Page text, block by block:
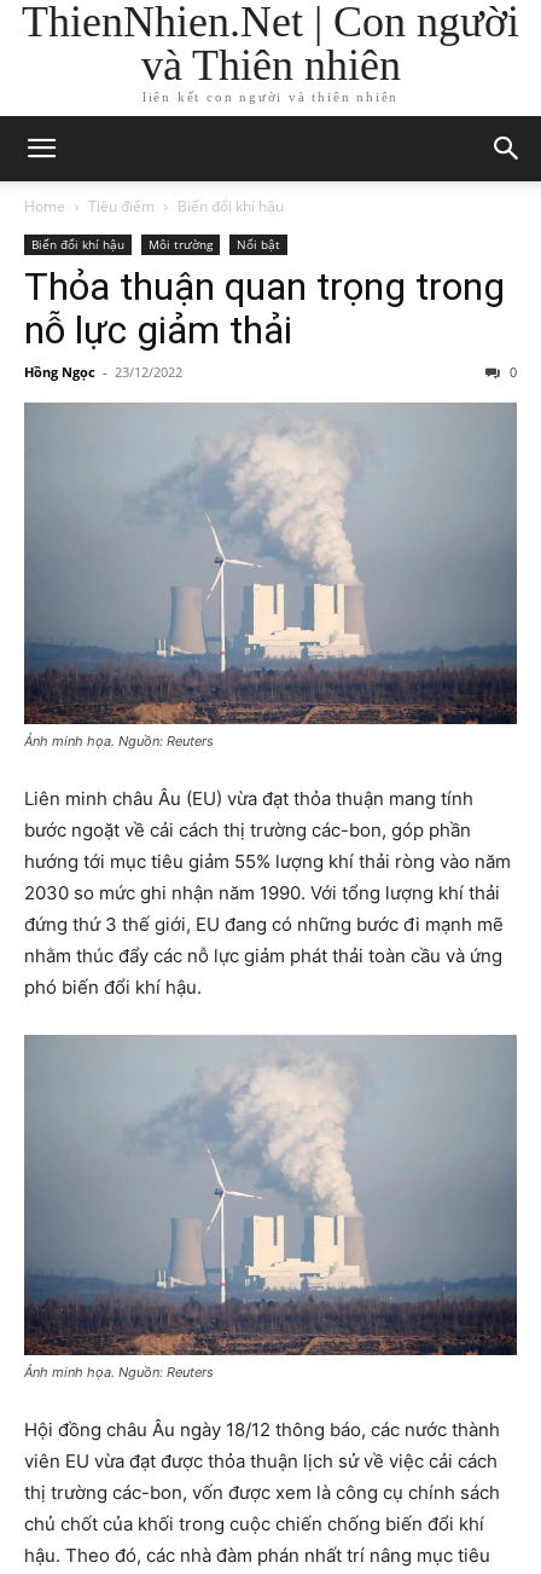
ThienNhien.Net | Con người
và Thiên nhiên
liên kết con người và thiên nhiên
Home Tiêu điểm Biến đổi khí hậu
Biến đổi khí hậu Môi trường Nổi bật
Thỏa thuận quan trọng trong
nỗ lực giảm thải
Hồng Ngọc - 23/12/2022 0
Ảnh minh họa. Nguồn: Reuters
Liên minh châu Âu (EU) vừa đạt thỏa thuận mang tính
bước ngoặt về cải cách thị trường các-bon, góp phần
hướng tới mục tiêu giảm 55% lượng khí thải ròng vào năm
2030 so mức ghi nhận năm 1990. Với tổng lượng khí thải
đứng thứ 3 thế giới, EU đang có những bước đi mạnh mẽ
nhằm thúc đẩy các nỗ lực giảm phát thải toàn cầu và ứng
phó biến đổi khí hậu.
Ảnh minh họa. Nguồn: Reuters
Hội đồng châu Âu ngày 18/12 thông báo, các nước thành
viên EU vừa đạt được thỏa thuận lịch sử về việc cải cách
thị trường các-bon, vốn được xem là công cụ chính sách
chủ chốt của khối trong cuộc chiến chống biến đổi khí
hậu. Theo đó, các nhà đàm phán nhất trí nâng mục tiêu